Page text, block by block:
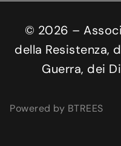
© 2026 –
della Resistenza,
Guerra, dei
Powered by BTREES